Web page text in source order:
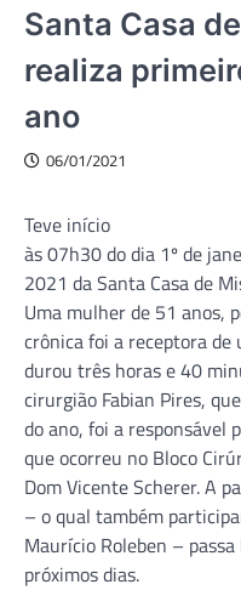
Santa Casa
realiza
ano
06/01/2021
Teve início
às 07h30 do dia 1º de
2021 da Santa Casa de
Uma mulher de 51 anos,
crônica foi a receptora
durou três horas e 40
cirurgião Fabian Pires,
do ano, foi a responsável
que ocorreu no Bloco
Dom Vicente Scherer. A
– o qual também
Maurício Roleben –
próximos dias.